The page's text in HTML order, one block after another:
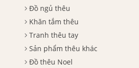
Đồ ngủ thêu
Khăn tắm thêu
Tranh thêu tay
Sản phẩm thêu khác
Đồ thêu Noel